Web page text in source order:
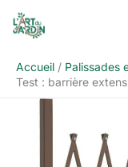
Aller
Accueil
Palissades
Test : barrière
Rechercher